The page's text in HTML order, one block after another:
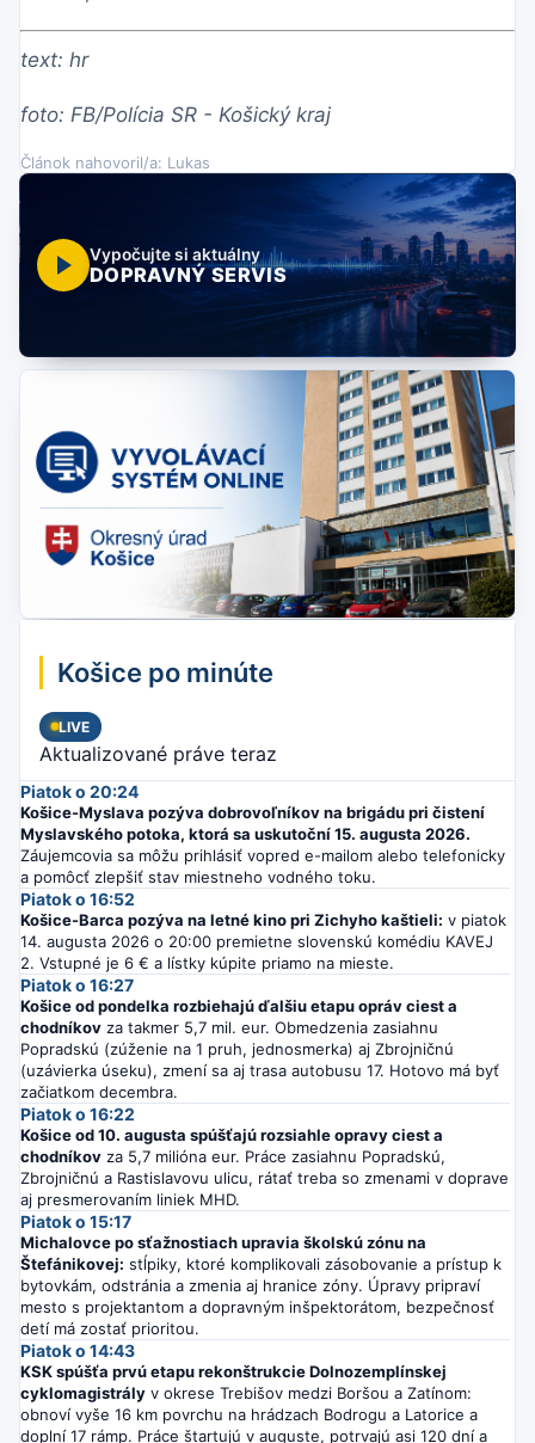
text: hr
foto: FB/Polícia SR - Košický kraj
Článok nahovoril/a: Lukas
Vypočujte si aktuálny
DOPRAVNÝ SERVIS
Košice po minúte
LIVE
Aktualizované práve teraz
Piatok o 20:24
Košice-Myslava pozýva dobrovoľníkov na brigádu pri čistení
Myslavského potoka, ktorá sa uskutoční 15. augusta 2026.
Záujemcovia sa môžu prihlásiť vopred e-mailom alebo telefonicky
a pomôcť zlepšiť stav miestneho vodného toku.
Piatok o 16:52
Košice-Barca pozýva na letné kino pri Zichyho kaštieli: v piatok
14. augusta 2026 o 20:00 premietne slovenskú komédiu KAVEJ
2. Vstupné je 6 € a lístky kúpite priamo na mieste.
Piatok o 16:27
Košice od pondelka rozbiehajú ďalšiu etapu opráv ciest a
chodníkov za takmer 5,7 mil. eur. Obmedzenia zasiahnu
Popradskú (zúženie na 1 pruh, jednosmerka) aj Zbrojničnú
(uzávierka úseku), zmení sa aj trasa autobusu 17. Hotovo má byť
začiatkom decembra.
Piatok o 16:22
Košice od 10. augusta spúšťajú rozsiahle opravy ciest a
chodníkov za 5,7 milióna eur. Práce zasiahnu Popradskú,
Zbrojničnú a Rastislavovu ulicu, rátať treba so zmenami v doprave
aj presmerovaním liniek MHD.
Piatok o 15:17
Michalovce po sťažnostiach upravia školskú zónu na
Štefánikovej: stĺpiky, ktoré komplikovali zásobovanie a prístup k
bytovkám, odstránia a zmenia aj hranice zóny. Úpravy pripraví
mesto s projektantom a dopravným inšpektorátom, bezpečnosť
detí má zostať prioritou.
Piatok o 14:43
KSK spúšťa prvú etapu rekonštrukcie Dolnozemplínskej
cyklomagistrály v okrese Trebišov medzi Boršou a Zatínom:
obnoví vyše 16 km povrchu na hrádzach Bodrogu a Latorice a
doplní 17 rámp. Práce štartujú v auguste, potrvajú asi 120 dní a